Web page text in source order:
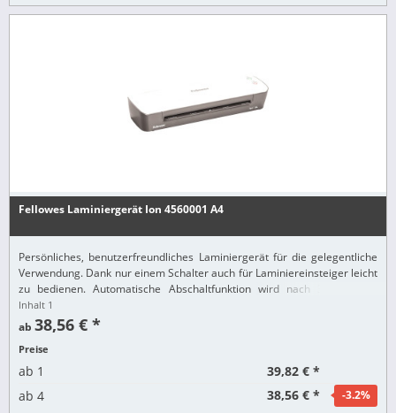
Fellowes Laminiergerät Ion 4560001 A4
Persönliches, benutzerfreundliches Laminiergerät für die gelegentliche
Verwendung. Dank nur einem Schalter auch für Laminiereinsteiger leicht
zu bedienen. Automatische Abschaltfunktion wird nach 30 Minuten
Nicht-Gebrauch aktiviert....
Inhalt 1
ab38,56 € *
Preise
ab 1
39,82 € *
ab 4 38,56 € * -3.2%